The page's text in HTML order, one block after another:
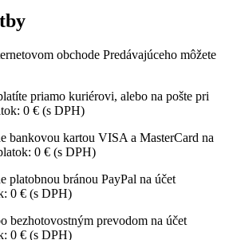
obchode Predávajúceho môžete
priamo kuriérovi, alebo na pošte pri
0 € (s DPH)
bankovou kartou VISA a MasterCard na
0 € (s DPH)
platobnou bránou PayPal na účet
0 € (s DPH)
bezhotovostným prevodom na účet
0 € (s DPH)